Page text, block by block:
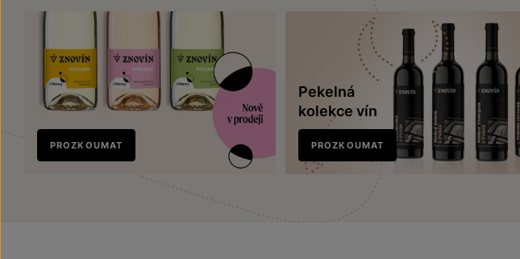
Nově
v prodeji
PROZKOUMAT
Pekelná
kolekce vín
PROZKOUMAT